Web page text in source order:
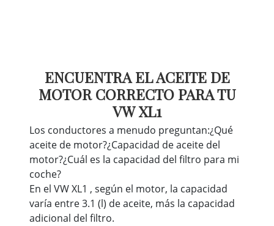
ENCUENTRA EL ACEITE DE
MOTOR CORRECTO PARA TU
VW XL1
Los conductores a menudo preguntan:¿Qué
aceite de motor?¿Capacidad de aceite del
motor?¿Cuál es la capacidad del filtro para mi
coche?
En el VW XL1 , según el motor, la capacidad
varía entre 3.1 (l) de aceite, más la capacidad
adicional del filtro.